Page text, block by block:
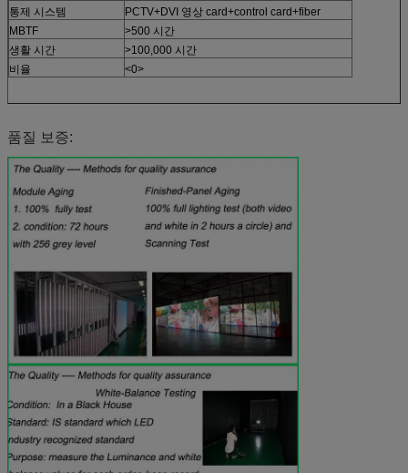
통제 시스템
PCTV+DVI 영상 card+control card+fiber
MBTF
>500 시간
생활 시간
>100,000 시간
비율
<0>
품질 보증: